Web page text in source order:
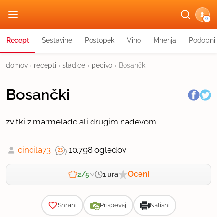
G
Recept Sestavine Postopek Vino Mnenja
domov › recepti › sladice › pecivo › Bosančki
Bosančki
zvitki z marmelado ali drugim nadevom
cincila73 10.798 ogledov
2/5 1 ura Oceni
Shrani Prispevaj Natisni